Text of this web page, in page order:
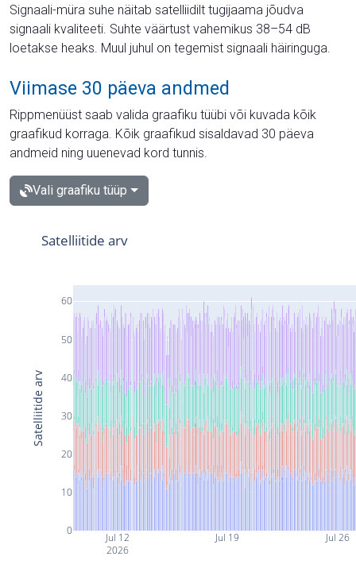
Signaali-müra suhe näitab satelliidilt tugijaama jõudva
signaali kvaliteeti. Suhte väärtust vahemikus 38–54 dB
loetakse heaks. Muul juhul on tegemist signaali häiringuga.
Viimase 30 päeva andmed
Rippmenüüst saab valida graafiku tüübi või kuvada kõik
graafikud korraga. Kõik graafikud sisaldavad 30 päeva
andmeid ning uuenevad kord tunnis.
Vali graafiku tüüp
Jul 12
2026
Jul 19 Jul 26
0
10
20
30
40
50
60
Satelliitide arv
Satelliitide arv